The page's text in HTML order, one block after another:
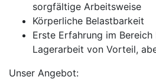
sorgfältige Arbeitsweise
Körperliche Belastbarkeit
Erste Erfahrung im
Lagerarbeit von Vorteil,
Unser Angebot: